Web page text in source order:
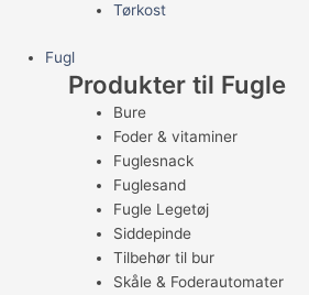
Tørkost
Fugl
Produkter til Fugle
Bure
Foder & vitaminer
Fuglesnack
Fuglesand
Fugle Legetøj
Siddepinde
Tilbehør til bur
Skåle & Foderautomater